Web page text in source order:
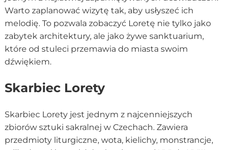
Warto zaplanować wizytę tak, aby usłyszeć ich
melodię. To pozwala zobaczyć Loretę nie tylko jako
zabytek architektury, ale jako żywe sanktuarium,
które od stuleci przemawia do miasta swoim
dźwiękiem.
Skarbiec Lorety
Skarbiec Lorety jest jednym z najcenniejszych
zbiorów sztuki sakralnej w Czechach. Zawiera
przedmioty liturgiczne, wota, kielichy, monstrancje,